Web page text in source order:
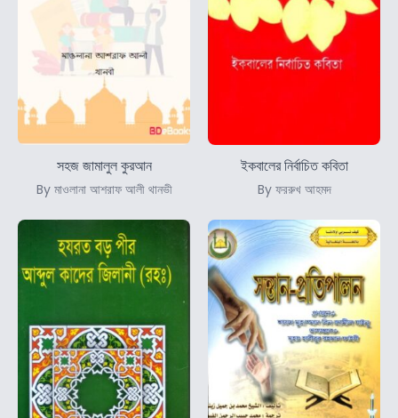
সহজ জামালুল কুরআন
By মাওলানা আশরাফ আলী থানভী
ইকবালের নির্বাচিত কবিতা
By ফররুখ আহমদ